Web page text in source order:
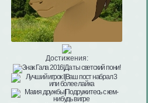
Достижения: